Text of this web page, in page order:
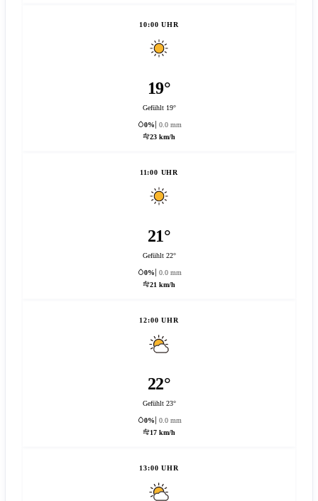
10:00 UHR
19°
Gefühlt 19°
0%
0.0 mm
23 km/h
11:00 UHR
21°
Gefühlt 22°
0%
0.0 mm
21 km/h
12:00 UHR
22°
Gefühlt 23°
0%
0.0 mm
17 km/h
13:00 UHR